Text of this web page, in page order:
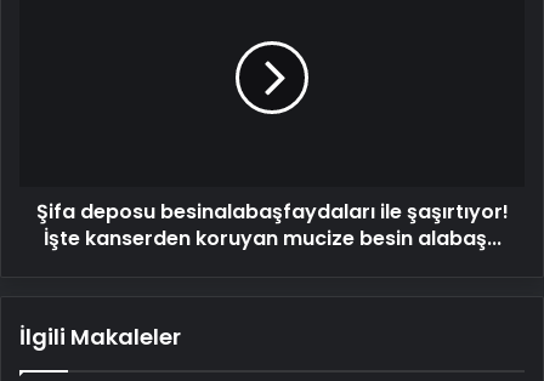
besin
alabaş...
Şifa deposu besinalabaşfaydaları ile şaşırtıyor!
İşte kanserden koruyan mucize besin alabaş...
İlgili Makaleler